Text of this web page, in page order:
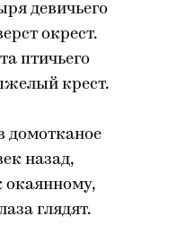
девичьего
окрест.
птичьего
крест.
домотканое
назад,
окаянному,
глядят.